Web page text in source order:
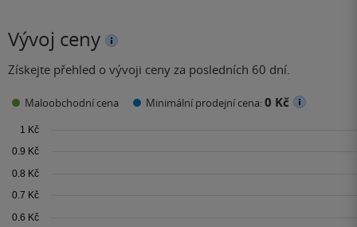
Vývoj ceny
Získejte přehled o vývoji ceny za posledních 60 dní.
Maloobchodní cena Minimální prodejní cena:0 Kč